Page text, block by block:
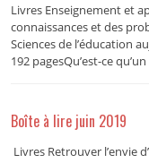
Livres Enseignement et
connaissances et des
Sciences de l’éducation
192 pagesQu’est-ce
Boîte à lire juin 2019
Livres Retrouver l’envie